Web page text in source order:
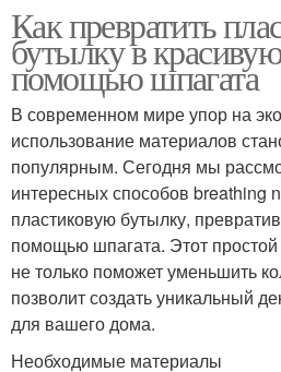
Как превратить
бутылку в
помощью шпагата
В современном мире упор на
использование материалов
популярным. Сегодня мы
интересных способов breathing
пластиковую бутылку,
помощью шпагата. Этот простой
не только поможет уменьшить
позволит создать уникальный
для вашего дома.
Необходимые материалы